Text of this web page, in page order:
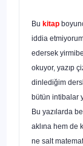
Bu kitap
iddia
edersek
okuyor, yazıp
dinlediğim
bütün intibalar
Bu yazılarda
aklına hem de
ne salt